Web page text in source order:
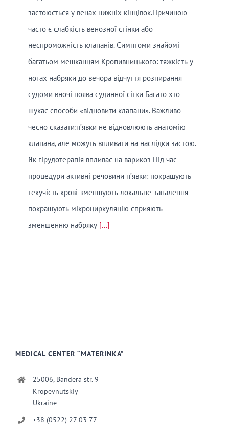
застоюється у венах нижніх кінцівок.Причиною
часто є слабкість венозної стінки або
неспроможність клапанів. Симптоми знайомі
багатьом мешканцям Кропивницького: тяжкість у
ногах набряки до вечора відчуття розпирання
судоми вночі поява судинної сітки Багато хто
шукає способи «відновити клапани». Важливо
чесно сказати:п’явки не відновлюють анатомію
клапана, але можуть впливати на наслідки застою.
Як гірудотерапія впливає на варикоз Під час
процедури активні речовини п’явки: покращують
текучість крові зменшують локальне запалення
покращують мікроциркуляцію сприяють
зменшенню набряку [...]
MEDICAL CENTER “MATERINKA”
25006, Bandera str. 9
Kropevnutskiy
Ukraine
+38 (0522) 27 03 77